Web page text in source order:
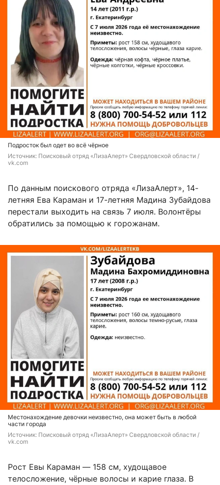
Подросток был одет во всё чёрное
Источник: Поисковый отряд «ЛизаАлерт» Свердловской области /
vk.com
По данным поискового отряда «ЛизаАлерт», 14-
летняя Ева Караман и 17-летняя Мадина Зубайдова
перестали выходить на связь 7 июля. Волонтёры
обратились за помощью к горожанам.
Местонахождение девочки неизвестно, она может быть в любой
части города
Источник: Поисковый отряд «ЛизаАлерт» Свердловской области /
vk.com
Рост Евы Караман — 158 см, худощавое
телосложение, чёрные волосы и карие глаза. В